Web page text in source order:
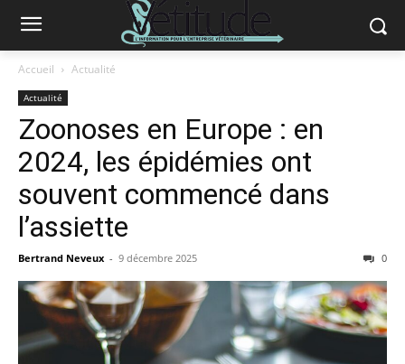
Accueil Actualité
Actualité
Zoonoses en Europe : en
2024, les épidémies ont
souvent commencé dans
l’assiette
Bertrand Neveux - 9 décembre 2025 0